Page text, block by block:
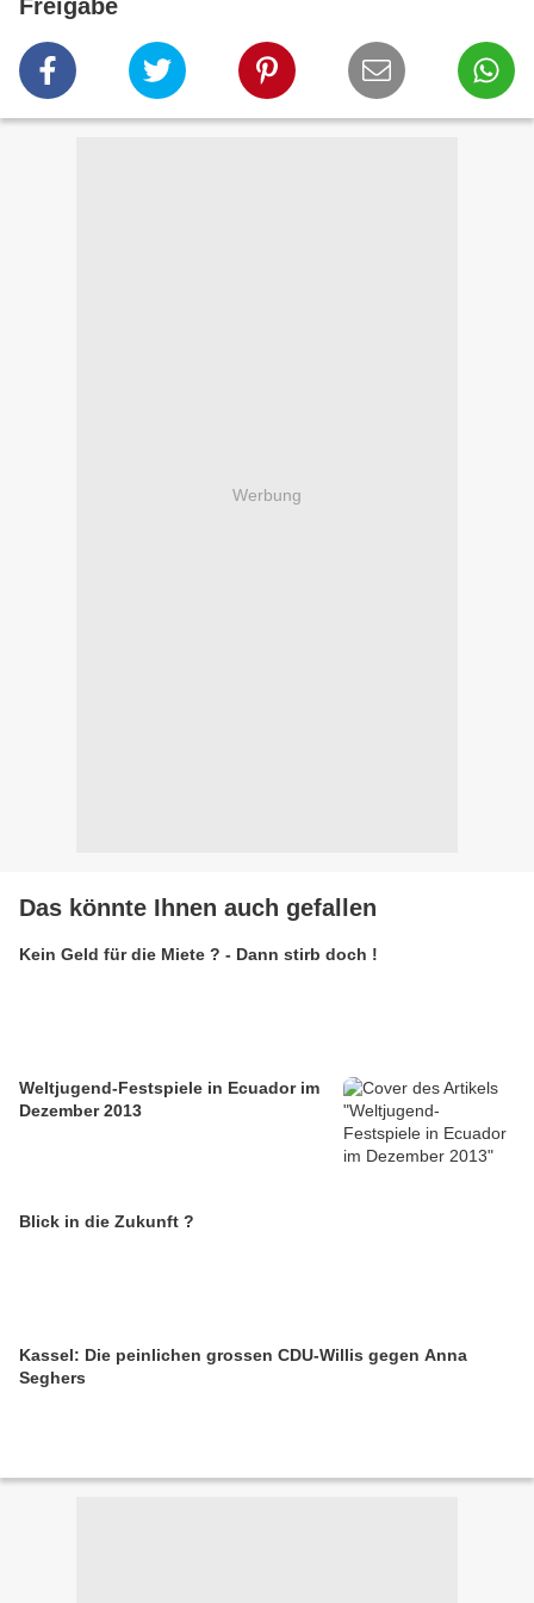
Freigabe
Werbung
Das könnte Ihnen auch gefallen
Kein Geld für die Miete ? - Dann stirb doch !
Weltjugend-Festspiele in Ecuador im
Dezember 2013
Blick in die Zukunft ?
Kassel: Die peinlichen grossen CDU-Willis gegen Anna
Seghers